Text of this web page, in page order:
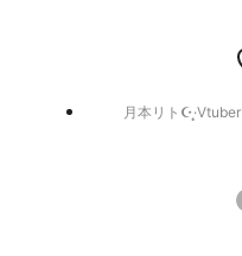
月本リト☪·̩͙Vtuber